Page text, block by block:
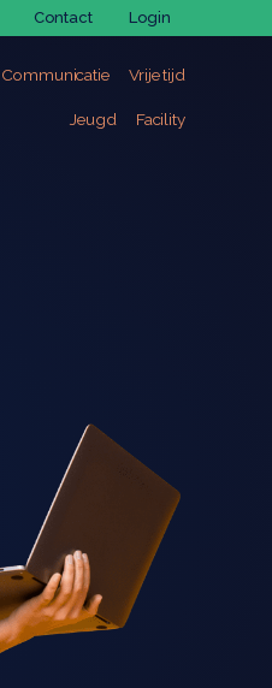
Contact Login
Communicatie Vrije tijd
Jeugd Facility